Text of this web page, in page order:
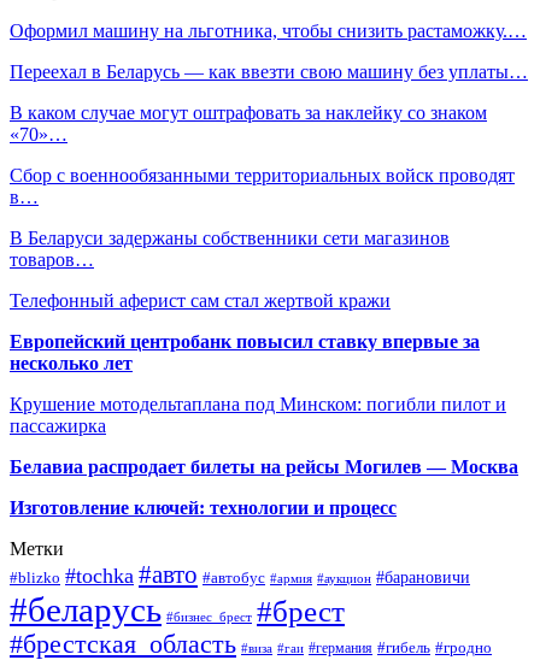
Оформил машину на льготника, чтобы снизить растаможку.…
Переехал в Беларусь — как ввезти свою машину без уплаты…
В каком случае могут оштрафовать за наклейку со знаком
«70»…
Сбор с военнообязанными территориальных войск проводят
в…
В Беларуси задержаны собственники сети магазинов
товаров…
Телефонный аферист сам стал жертвой кражи
Европейский центробанк повысил ставку впервые за
несколько лет
Крушение мотодельтаплана под Минском: погибли пилот и
пассажирка
Белавиа распродает билеты на рейсы Могилев — Москва
Изготовление ключей: технологии и процесс
Метки
#blizko #tochka #авто #автобус #армия #аукцион #барановичи
#беларусь #бизнес_брест #брест
#брестская_область #виза #гаи #германия #гибель #гродно